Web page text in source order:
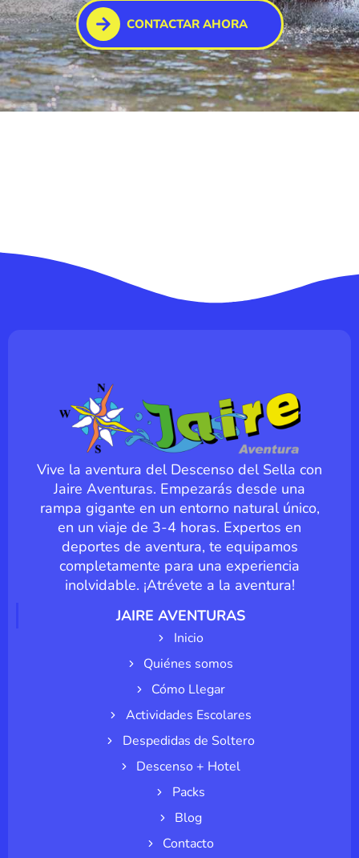
CONTACTAR AHORA
Vive la aventura del Descenso del Sella con
Jaire Aventuras. Empezarás desde una
rampa gigante en un entorno natural único,
en un viaje de 3-4 horas. Expertos en
deportes de aventura, te equipamos
completamente para una experiencia
inolvidable. ¡Atrévete a la aventura!
JAIRE AVENTURAS
Inicio
Quiénes somos
Cómo Llegar
Actividades Escolares
Despedidas de Soltero
Descenso + Hotel
Packs
Blog
Contacto